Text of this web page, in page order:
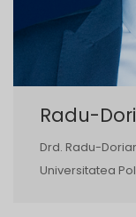
Radu-
Drd. Radu-
Universitatea